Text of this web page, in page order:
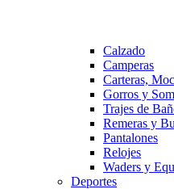
Calzado
Camperas
Carteras,
Gorros y
Trajes de
Remeras y
Pantalones
Relojes
Waders y
Deportes